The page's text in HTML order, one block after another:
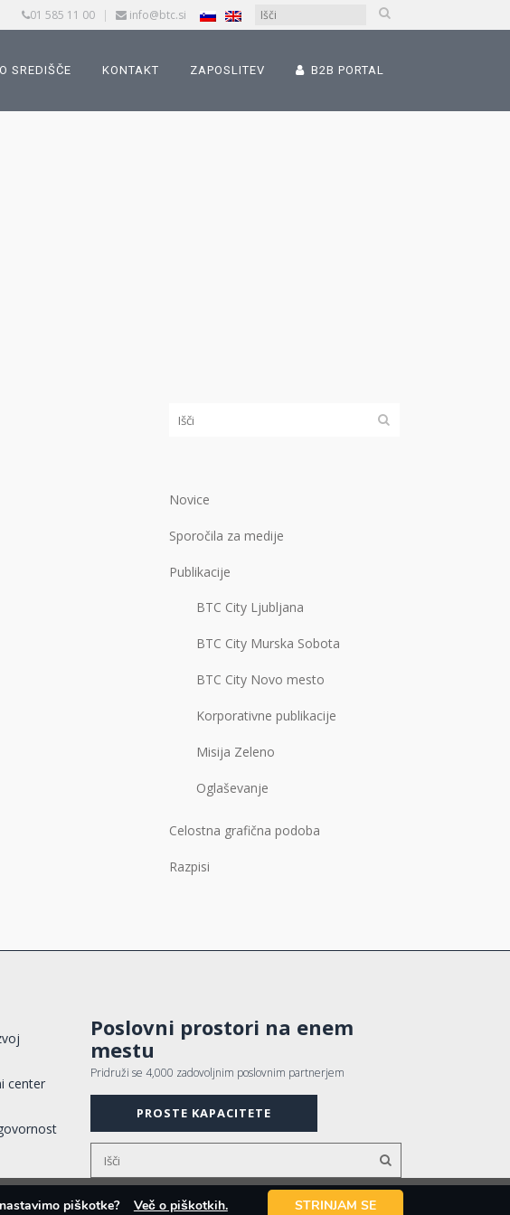
01 585 11 00 | info@btc.si
SREDIŠČE KONTAKT ZAPOSLITEV B2B PORTAL
Novice
Sporočila za medije
Publikacije
BTC City Ljubljana
BTC City Murska Sobota
BTC City Novo mesto
Korporativne publikacije
Misija Zeleno
Oglaševanje
Celostna grafična podoba
Razpisi
center
Poslovni prostori na enem
mestu
Pridruži se 4,000 zadovoljnim poslovnim partnerjem
PROSTE KAPACITETE
Avtorji
piškotke? Več o piškotkih. STRINJAM SE